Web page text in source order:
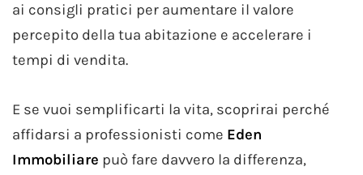
ai consigli pratici per aumentare il valore
percepito della tua abitazione e accelerare i
tempi di vendita.
E se vuoi semplificarti la vita, scoprirai perché
affidarsi a professionisti come Eden
Immobiliare può fare davvero la differenza,